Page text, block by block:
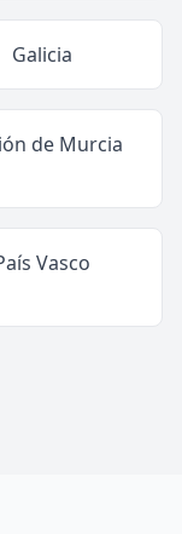
Galicia
de Murcia
Vasco